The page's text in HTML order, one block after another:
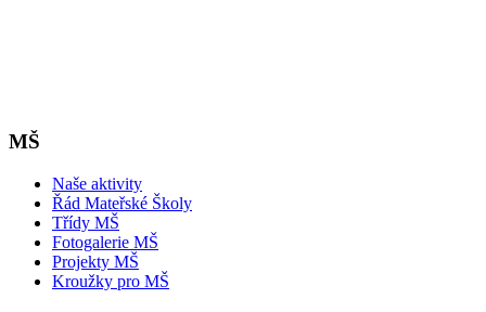
MŠ
Naše aktivity
Řád Mateřské Školy
Třídy MŠ
Fotogalerie MŠ
Projekty MŠ
Kroužky pro MŠ